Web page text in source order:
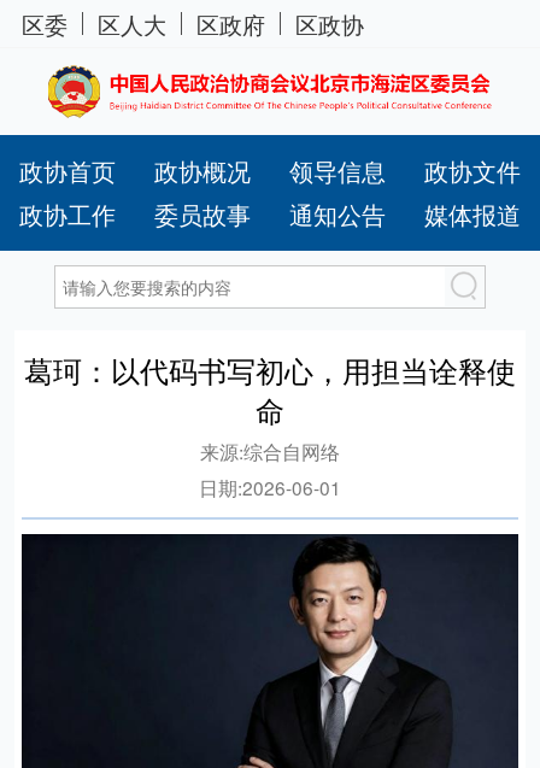
区委 区人大 区政府 区政协
政协首页 政协概况 领导信息
政协文件
政协工作
委员故事 通知公告 媒体报道
葛珂：以代码书写初心，用担当诠释使
命
来源:综合自网络
日期:2026-06-01